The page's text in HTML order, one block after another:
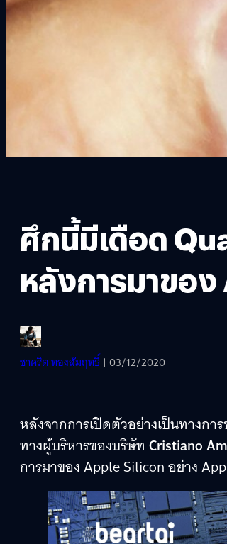
ศึกนี้มีเดือด
หลังการมาของ
ชาคริต ทองสัมฤทธิ์ | 03/12/2020
หลังจากการเปิดตัวอย่างเป็นทางกา
ทางผู้บริหารของบริษัท Cristiano
การมาของ Apple Silicon อย่าง